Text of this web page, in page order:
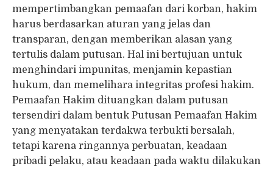
mempertimbangkan pemaafan dari korban, hakim
harus berdasarkan aturan yang jelas dan
transparan, dengan memberikan alasan yang
tertulis dalam putusan. Hal ini bertujuan untuk
menghindari impunitas, menjamin kepastian
hukum, dan memelihara integritas profesi hakim.
Pemaafan Hakim dituangkan dalam putusan
tersendiri dalam bentuk Putusan Pemaafan Hakim
yang menyatakan terdakwa terbukti bersalah,
tetapi karena ringannya perbuatan, keadaan
pribadi pelaku, atau keadaan pada waktu dilakukan